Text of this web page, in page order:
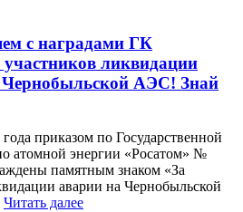
с наградами ГК
участников ликвидации
Чернобыльской АЭС! Знай
приказом по Государственной
атомной энергии «Росатом» №
памятным знаком «За
аварии на Чернобыльской
Читать далее